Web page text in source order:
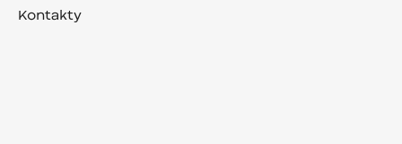
Kontakty